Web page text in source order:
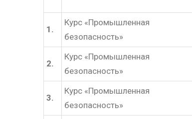
1.
Курс «Промышленная
безопасность»
2.
Курс «Промышленная
безопасность»
3.
Курс «Промышленная
безопасность»